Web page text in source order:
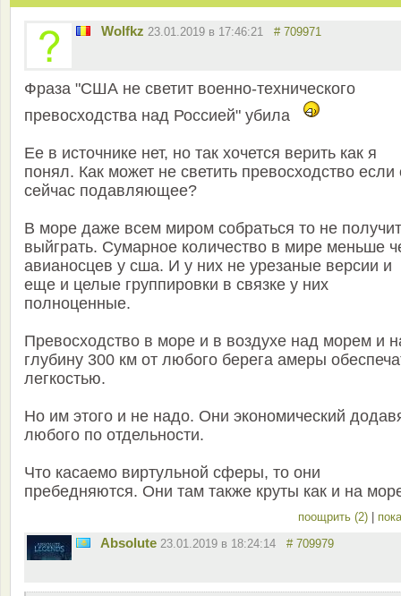
Wolfkz 23.01.2019 в 17:46:21 # 709971
Фраза "США не светит военно-технического
превосходства над Россией" убила
Ее в источнике нет, но так хочется верить как я
понял. Как может не светить превосходство если
сейчас подавляющее?
В море даже всем миром собраться то не
выйграть. Сумарное количество в мире меньше
авианосцев у сша. И у них не урезаные версии и
еще и целые группировки в связке у них
полноценные.
Превосходство в море и в воздухе над морем и
глубину 300 км от любого берега амеры
легкостью.
Но им этого и не надо. Они экономический
любого по отдельности.
Что касаемо виртульной сферы, то они
пребедняются. Они там также круты как и на
поощрить (2)
Absolute 23.01.2019 в 18:24:14 # 709979